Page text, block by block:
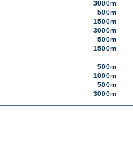
3000m
500m
1500m
3000m
500m
1500m
500m
1000m
500m
3000m